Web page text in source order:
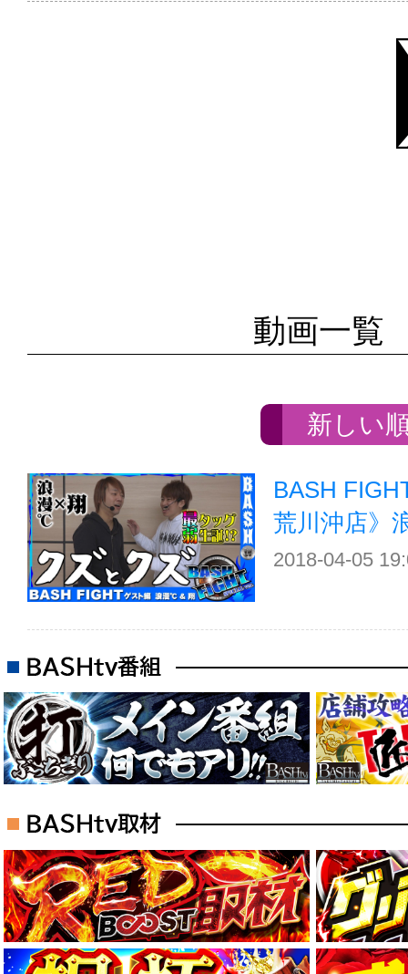
動画一覧
新しい
BASH
荒川沖店》
2018-04-05